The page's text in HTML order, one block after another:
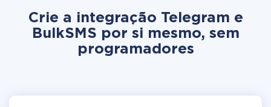
Crie a integração Telegram e
BulkSMS por si mesmo, sem
programadores